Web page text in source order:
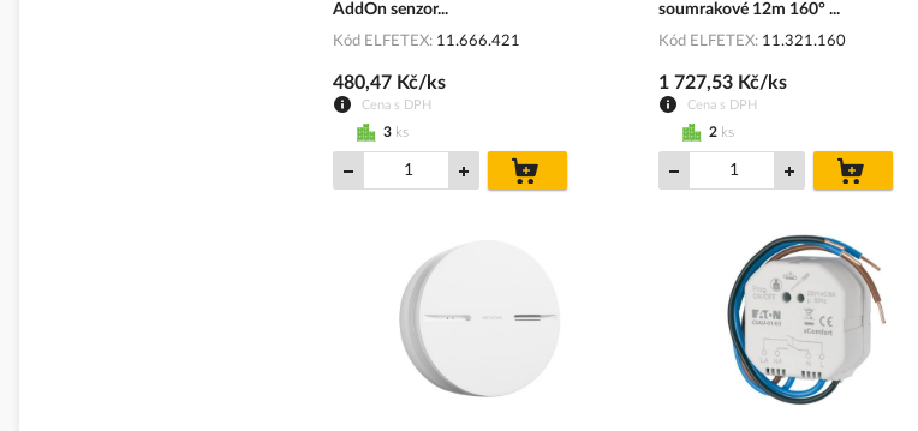
AddOn senzor...
Kód ELFETEX 11.666.421
Cena s DPH
480,47 Kč/ks
3 ks
košíku
soumrakové 12m 160° ...
Kód ELFETEX 11.321.160
Cena s DPH
1 727,53 Kč/ks
2 ks
košíku